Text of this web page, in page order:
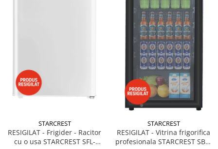
STARCREST
RESIGILAT - Frigider - Racitor
cu o usa STARCREST SFL-
STARCREST
RESIGILAT - Vitrina frigorifica
profesionala STARCREST SBC-